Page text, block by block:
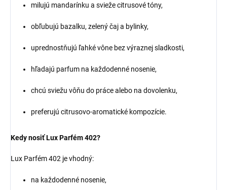
milujú mandarínku a svieže citrusové tóny,
obľubujú bazalku, zelený čaj a bylinky,
uprednostňujú ľahké vône bez výraznej sladkosti,
hľadajú parfum na každodenné nosenie,
chcú sviežu vôňu do práce alebo na dovolenku,
preferujú citrusovo-aromatické kompozície.
Kedy nosiť Lux Parfém 402?
Lux Parfém 402 je vhodný:
na každodenné nosenie,